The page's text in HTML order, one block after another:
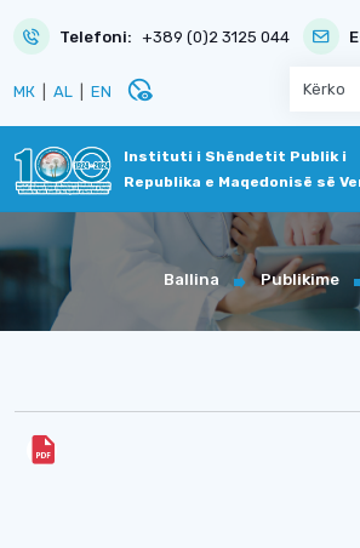
Telefoni: +389 (0)2 3125 044
МК AL EN disabled_visible
Instituti i Shëndetit Publik i
Republika e Maqedonisë së
Ballina Publikime